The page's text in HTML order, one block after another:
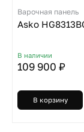
Варочная панель
Asko
В наличии
109 900 ₽
В корзину